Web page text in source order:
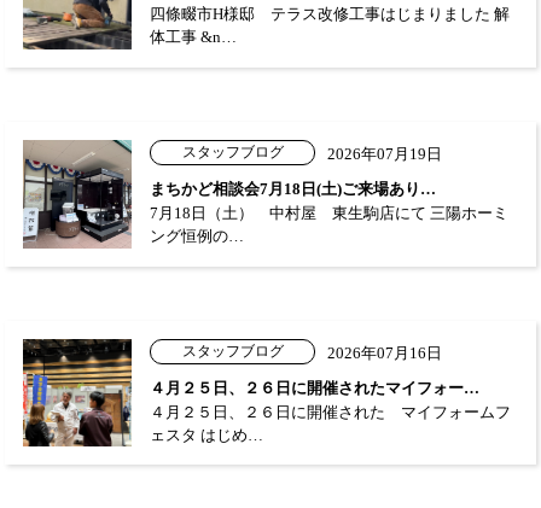
四條畷市H様邸 テラス改修工事はじまりました 解
体工事 &n…
スタッフブログ
2026年07月19日
まちかど相談会7月18日(土)ご来場あり…
7月18日（土） 中村屋 東生駒店にて 三陽ホーミ
ング恒例の…
スタッフブログ
2026年07月16日
４月２５日、２６日に開催されたマイフォー…
４月２５日、２６日に開催された マイフォームフ
ェスタ はじめ…